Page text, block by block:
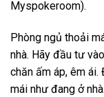
Myspokeroom).
Phòng ngủ thoải
nhà. Hãy đầu tư
chăn ấm áp, êm
mái như đang ở nhà.